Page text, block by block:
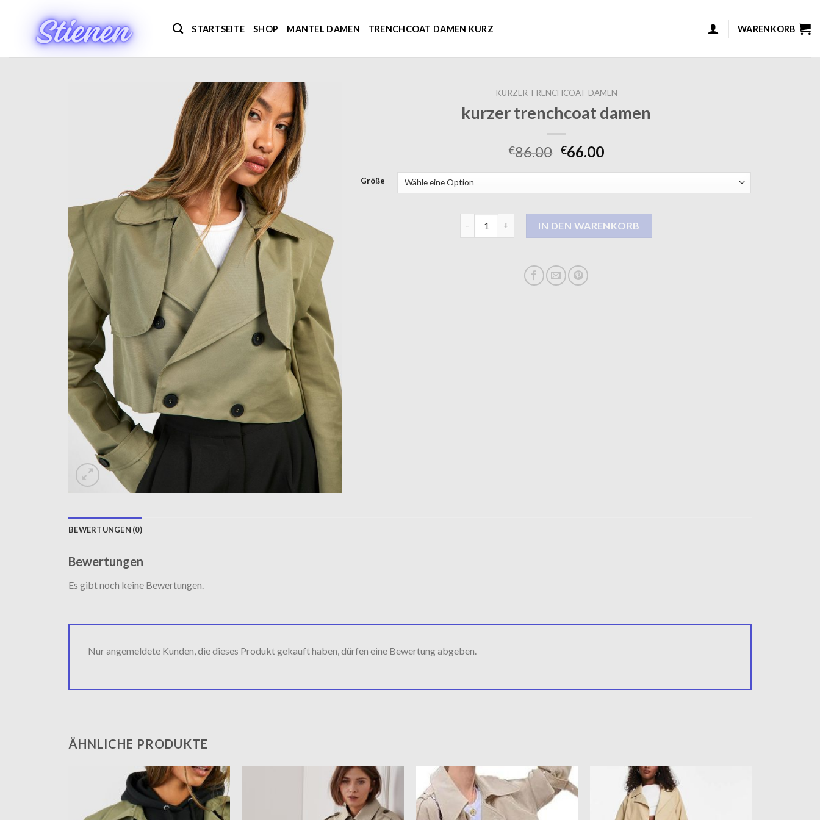
STARTSEITE SHOP MANTEL DAMEN TRENCHCOAT DAMEN KURZ WARENKORB
KURZER TRENCHCOAT DAMEN
kurzer trenchcoat damen
€86.00 €66.00
Größe
IN DEN WARENKORB
BEWERTUNGEN (0)
Bewertungen
Es gibt noch keine Bewertungen.
Nur angemeldete Kunden, die dieses Produkt gekauft haben, dürfen eine Bewertung abgeben.
ÄHNLICHE PRODUKTE